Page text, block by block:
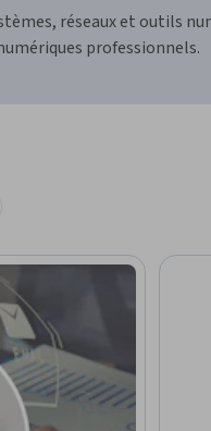
réseaux et outils
professionnels.